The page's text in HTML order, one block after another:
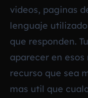
videos, paginas
lenguaje
que responden.
aparecer en
recurso que sea
mas util que